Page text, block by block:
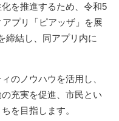
を推進するため、令和5
プリ「ピアッザ」を展
締結し、同アプリ内に
のノウハウを活用し、
充実を促進、市民とい
を目指します。